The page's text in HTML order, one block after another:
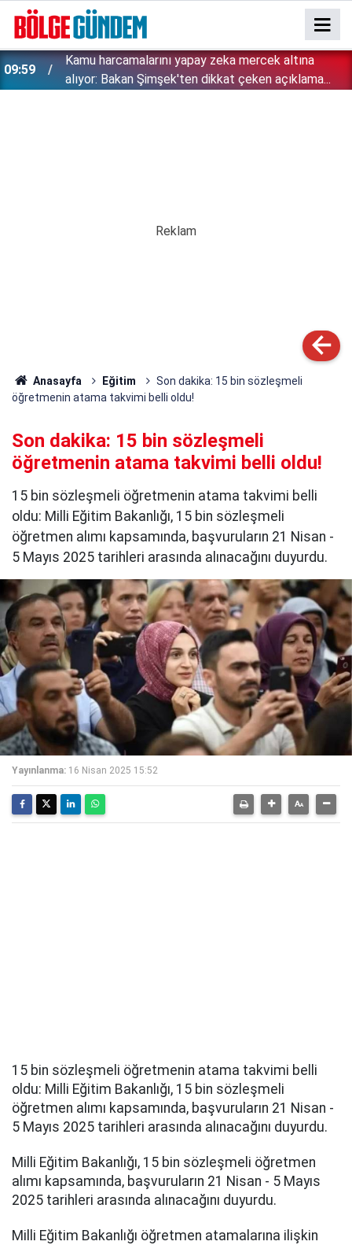
09:59
Kamu harcamalarını yapay zeka mercek altına
alıyor: Bakan Şimşek'ten dikkat çeken açıklama...
09:48
Şehit aileleri ve gaziler için önemli düzenleme:
TBMM'de yasalaştı!
Anasayfa Eğitim
Son dakika: 15 bin sözleşmeli
öğretmenin atama takvimi belli oldu!
Son dakika: 15 bin sözleşmeli
öğretmenin atama takvimi belli oldu!
15 bin sözleşmeli öğretmenin atama takvimi belli
oldu: Milli Eğitim Bakanlığı, 15 bin sözleşmeli
öğretmen alımı kapsamında, başvuruların 21 Nisan -
5 Mayıs 2025 tarihleri arasında alınacağını duyurdu.
Yayınlanma: 16 Nisan 2025 15:52
15 bin sözleşmeli öğretmenin atama takvimi belli
oldu: Milli Eğitim Bakanlığı, 15 bin sözleşmeli
öğretmen alımı kapsamında, başvuruların 21 Nisan -
5 Mayıs 2025 tarihleri arasında alınacağını duyurdu.
Milli Eğitim Bakanlığı, 15 bin sözleşmeli öğretmen
alımı kapsamında, başvuruların 21 Nisan - 5 Mayıs
2025 tarihleri arasında alınacağını duyurdu.
Milli Eğitim Bakanlığı öğretmen atamalarına ilişkin